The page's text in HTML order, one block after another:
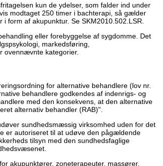
kun de ydelser, som falder ind under
modtaget 250 timer i bachterapi, så gælder
form af akupunktur. Se SKM2010.502.LSR.
eller forebyggelse af sygdomme. Det
markedsføring,
ovennævnte kategorier.
for alternative behandlere (lov nr.
behandlere godkendes af indenrigs- og
med den konsekvens, at den alternative
alternativ behandler (RAB)".
sundhedsmæssig virksomhed uden for det
er autoriseret til at udøve den pågældende
tilsyn med den sundhedsfaglige
akupunktører, zoneterapeuter, massører.